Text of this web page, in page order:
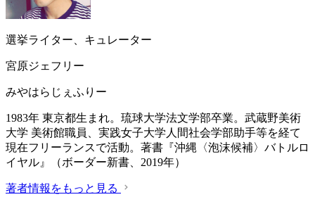
選挙ライター、キュレーター
宮原ジェフリー
みやはらじぇふりー
1983年 東京都生まれ。琉球大学法文学部卒業。武蔵野美術
大学 美術館職員、実践女子大学人間社会学部助手等を経て
現在フリーランスで活動。著書『沖縄〈泡沫候補〉バトルロ
イヤル』（ボーダー新書、2019年）
著者情報をもっと見る